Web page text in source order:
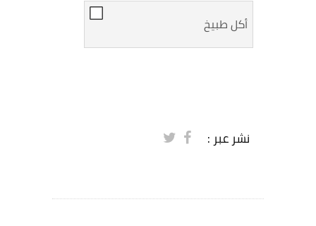
أكل طبيخ
نشر عبر :